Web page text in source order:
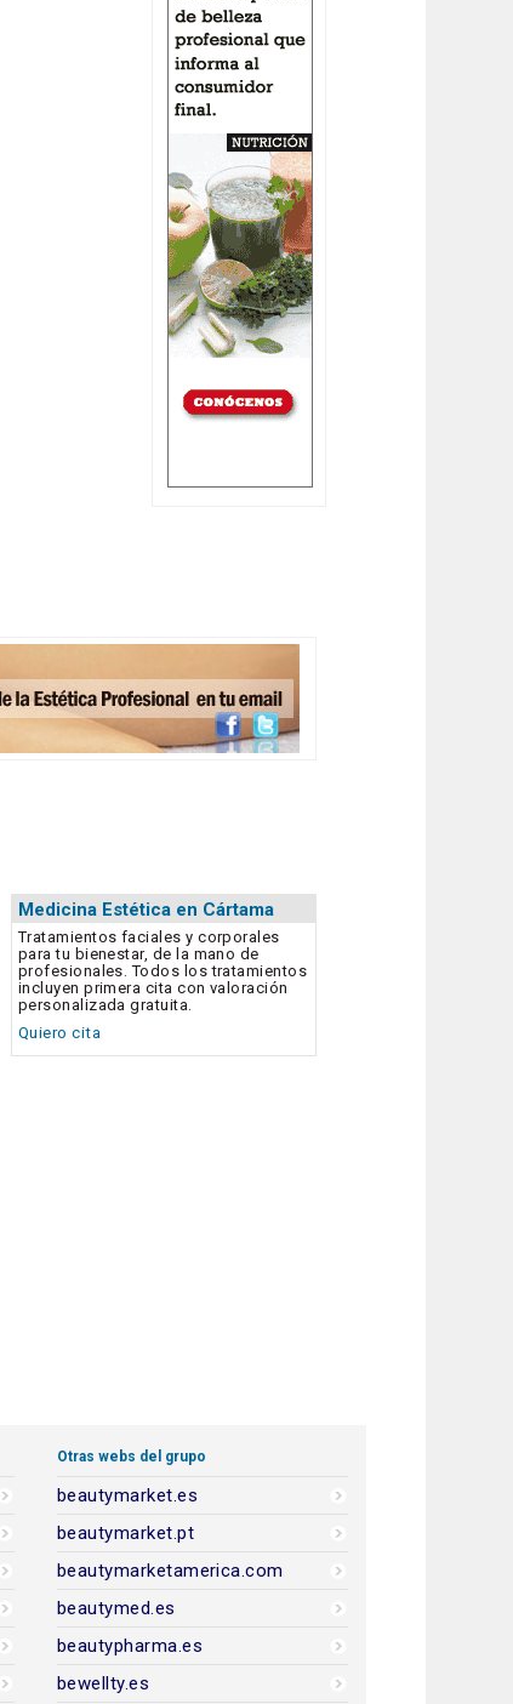
Medicina Estética en Cártama
Tratamientos faciales y corporales
para tu bienestar, de la mano de
profesionales. Todos los tratamientos
incluyen primera cita con valoración
personalizada gratuita.
Quiero cita
Otras webs del grupo
beautymarket.es
beautymarket.pt
beautymarketamerica.com
beautymed.es
beautypharma.es
bewellty.es